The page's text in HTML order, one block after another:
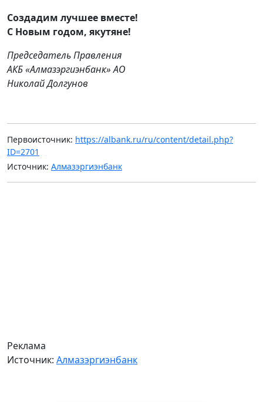
Создадим лучшее вместе!
С Новым годом, якутяне!
Председатель Правления
АКБ «Алмазэргиэнбанк» АО
Николай Долгунов
Первоисточник: https://albank.ru/ru/content/detail.php?
ID=2701
Источник: Алмазэргиэнбанк
Реклама
Источник: Алмазэргиэнбанк